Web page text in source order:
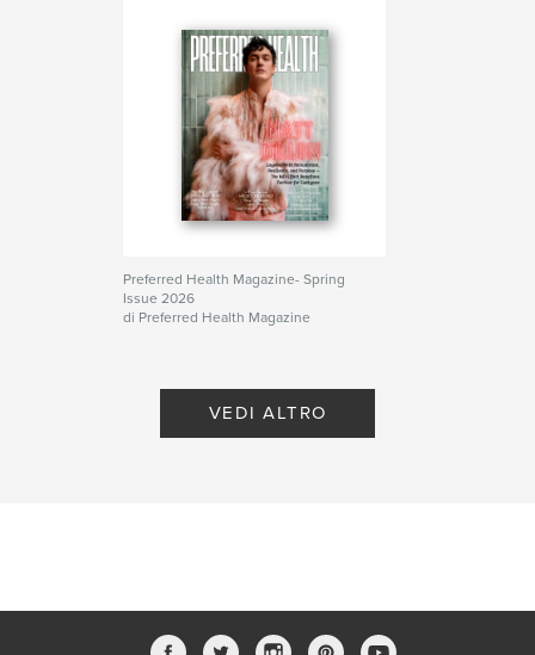
Preferred Health Magazine- Spring
Issue 2026
di Preferred Health Magazine
VEDI ALTRO